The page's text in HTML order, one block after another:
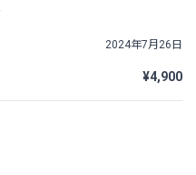
¥4,900
2024年7月26日